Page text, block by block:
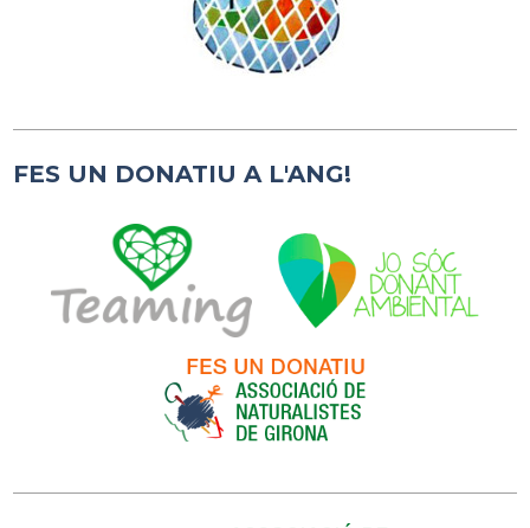
FES UN DONATIU A L'ANG!